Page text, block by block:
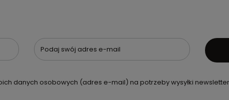
Podaj swój adres e-mail
danych osobowych (adres e-mail) na potrzeby wysyłki